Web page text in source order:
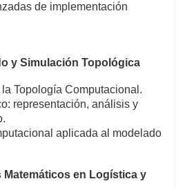
de implementación
y Simulación Topológica
la Topología Computacional.
representación, análisis y
aplicada al modelado
Matemáticos en Logística y